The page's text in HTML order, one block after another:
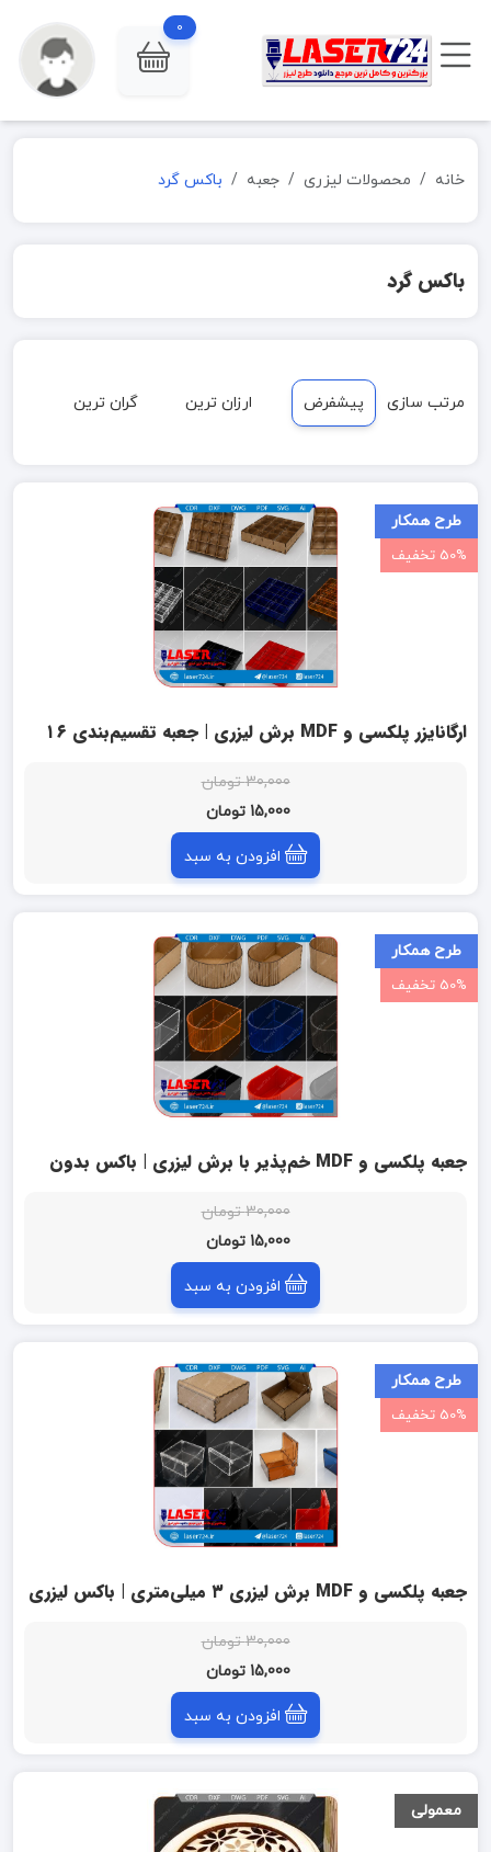
0
خانه محصولات لیزری جعبه باکس گرد
باکس گرد
مرتب سازی پیشفرض ارزان ترین گران ترین
طرح همکار
50% تخفیف
ارگانایزر پلکسی و MDF برش لیزری | جعبه تقسیم‌بندی ۱۶
30,000 تومان
15,000 تومان
افزودن به سبد
طرح همکار
50% تخفیف
جعبه پلکسی و MDF خم‌پذیر با برش لیزری | باکس بدون
30,000 تومان
15,000 تومان
افزودن به سبد
طرح همکار
50% تخفیف
جعبه پلکسی و MDF برش لیزری ۳ میلی‌متری | باکس لیزری
30,000 تومان
15,000 تومان
افزودن به سبد
معمولی